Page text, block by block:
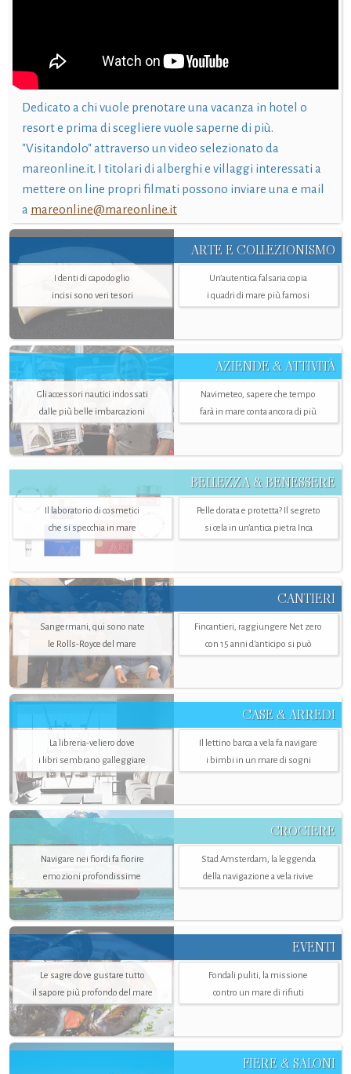
Dedicato a chi vuole prenotare una vacanza in hotel o
resort e prima di scegliere vuole saperne di più.
"Visitandolo" attraverso un video selezionato da
mareonline.it. I titolari di alberghi e villaggi interessati a
mettere on line propri filmati possono inviare una e mail
a mareonline@mareonline.it
ARTE E COLLEZIONISMO
I denti di capodoglio
incisi sono veri tesori
Un’autentica falsaria copia
i quadri di mare più famosi
AZIENDE & ATTIVITÀ
Gli accessori nautici indossati
dalle più belle imbarcazioni
Navimeteo, sapere che tempo
farà in mare conta ancora di più
BELLEZZA & BENESSERE
Il laboratorio di cosmetici
che si specchia in mare
Pelle dorata e protetta? Il segreto
si cela in un’antica pietra Inca
CANTIERI
Sangermani, qui sono nate
le Rolls-Royce del mare
Fincantieri, raggiungere Net zero
con 15 anni d'anticipo si può
CASE & ARREDI
La libreria-veliero dove
i libri sembrano galleggiare
Il lettino barca a vela fa navigare
i bimbi in un mare di sogni
CROCIERE
Navigare nei fiordi fa fiorire
emozioni profondissime
Stad Amsterdam, la leggenda
della navigazione a vela rivive
EVENTI
Le sagre dove gustare tutto
il sapore più profondo del mare
Fondali puliti, la missione
contro un mare di rifiuti
FIERE & SALONI